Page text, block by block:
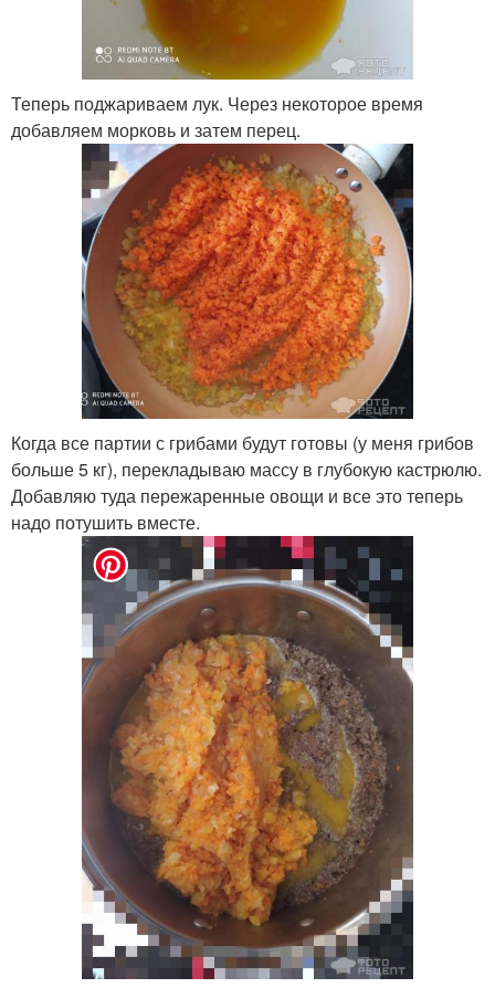
Теперь поджариваем лук. Через некоторое время
добавляем морковь и затем перец.
Когда все партии с грибами будут готовы (у меня грибов
больше 5 кг), перекладываю массу в глубокую кастрюлю.
Добавляю туда пережаренные овощи и все это теперь
надо потушить вместе.